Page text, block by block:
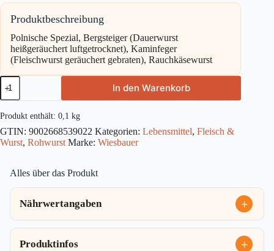
Produktbeschreibung
Polnische Spezial, Bergsteiger (Dauerwurst
heißgeräuchert luftgetrocknet), Kaminfeger
(Fleischwurst geräuchert gebraten), Rauchkäsewurst
Wiesbauer
Spezialitäten
Aufschnitt
100g
Menge
In den Warenkorb
Produkt enthält: 0,1 kg
GTIN: 9002668539022 Kategorien: Lebensmittel, Fleisch &
Wurst, Rohwurst Marke: Wiesbauer
Alles über das Produkt
Nährwertangaben
Produktinfos